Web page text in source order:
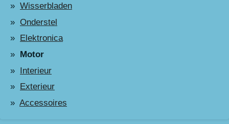
Wisserbladen
Onderstel
Elektronica
Motor
Interieur
Exterieur
Accessoires